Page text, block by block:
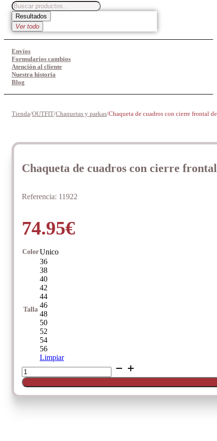
Search
...Resultados
Ver todo
Envíos
Formularios cambios
Atención al cliente
Nuestra historia
Blog
Tienda/OUTFIT/Chaquetas y parkas/Chaqueta de cuadros con cierre frontal
Chaqueta de cuadros con cierre
Referencia: 11922
74.95€
ColorUnico
Talla
36
38
40
42
44
46
48
50
52
54
56
Limpiar
Chaqueta
de
cuadros